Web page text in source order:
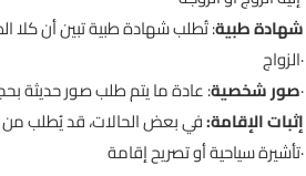
شهادة طبية: تُطلب شهادة طبية تبين أن
الزواج·
صور شخصية: عادة ما يتم طلب صور حديثة بحجم جواز السفر·
إثبات الإقامة:في بعض الحالات، قد يُطلب من
تأشيرة سياحية أو تصريح إقامة·